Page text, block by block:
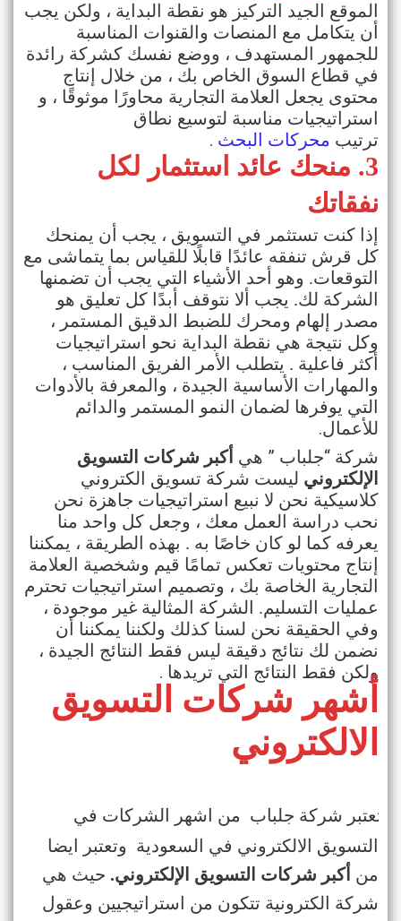
الموقع الجيد التركيز هو نقطة البداية ، ولكن يجب
أن يتكامل مع المنصات والقنوات المناسبة
للجمهور المستهدف ، ووضع نفسك كشركة رائدة
في قطاع السوق الخاص بك ، من خلال إنتاج
محتوى يجعل العلامة التجارية محاورًا موثوقًا ، و
استراتيجيات مناسبة لتوسيع نطاق
ترتيب محركات البحث .
3. منحك عائد استثمار لكل
نفقاتك
إذا كنت تستثمر في التسويق ، يجب أن يمنحك
كل قرش تنفقه عائدًا قابلًا للقياس بما يتماشى مع
التوقعات. وهو أحد الأشياء التي يجب أن تضمنها
الشركة لك. يجب ألا نتوقف أبدًا كل تعليق هو
مصدر إلهام ومحرك للضبط الدقيق المستمر ،
وكل نتيجة هي نقطة البداية نحو استراتيجيات
أكثر فاعلية . يتطلب الأمر الفريق المناسب ،
والمهارات الأساسية الجيدة ، والمعرفة بالأدوات
التي يوفرها لضمان النمو المستمر والدائم
للأعمال.
شركة “جلباب ” هي أكبر شركات التسويق
الإلكتروني ليست شركة تسويق الكتروني
كلاسيكية نحن لا نبيع استراتيجيات جاهزة نحن
نحب دراسة العمل معك ، وجعل كل واحد منا
يعرفه كما لو كان خاصًا به . بهذه الطريقة ، يمكننا
إنتاج محتويات تعكس تمامًا قيم وشخصية العلامة
التجارية الخاصة بك ، وتصميم استراتيجيات تحترم
عمليات التسليم. الشركة المثالية غير موجودة ،
وفي الحقيقة نحن لسنا كذلك ولكننا يمكننا أن
نضمن لك نتائج دقيقة ليس فقط النتائج الجيدة ،
ولكن فقط النتائج التي تريدها .
أشهر شركات التسويق
الالكتروني
تعتبر شركة جلباب من اشهر الشركات في
التسويق الالكتروني في السعودية وتعتبر ايضا
من أكبر شركات التسويق الإلكتروني. حيث هي
شركة الكترونية تتكون من استراتيجيين وعقول